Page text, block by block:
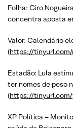
Folha: Ciro
concentra aposta
Valor: Calendário
(https://
Estadão: Lula
ter nomes de peso
(https://
XP Política –